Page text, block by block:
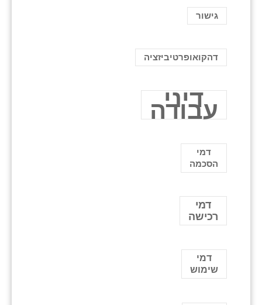
גישור
דהקואופרטיביזציה
דיני
עבודה
דמי
הסכמה
דמי
רכישה
דמי
שימוש